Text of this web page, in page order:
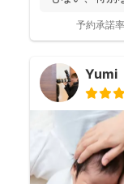
予約承諾率
Yumi